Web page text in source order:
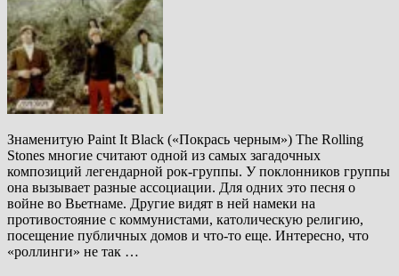
Знаменитую Paint It Black («Покрась черным») The Rolling
Stones многие считают одной из самых загадочных
композиций легендарной рок-группы. У поклонников группы
она вызывает разные ассоциации. Для одних это песня о
войне во Вьетнаме. Другие видят в ней намеки на
противостояние с коммунистами, католическую религию,
посещение публичных домов и что-то еще. Интересно, что
«роллинги» не так …